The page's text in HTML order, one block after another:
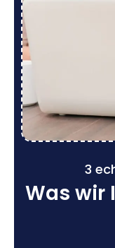
3
Was wir